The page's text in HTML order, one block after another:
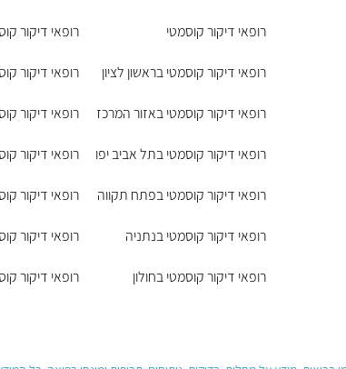
רופאי דיקור קוסמטי
רופאי דיקור קוסמטי בראשון לציון
רופאי דיקור קוסמטי באזור המרכז
רופאי דיקור קוסמטי בתל אביב יפו
רופאי דיקור קוסמטי בפתח תקווה
רופאי דיקור קוסמטי בנתניה
רופאי דיקור קוסמטי בחולון
רופאי דיקור
רופאי דיקור
רופאי דיקור
רופאי דיקור
רופאי דיקור
רופאי דיקור
רופאי דיקור